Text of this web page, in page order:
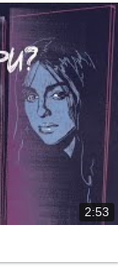
2:53